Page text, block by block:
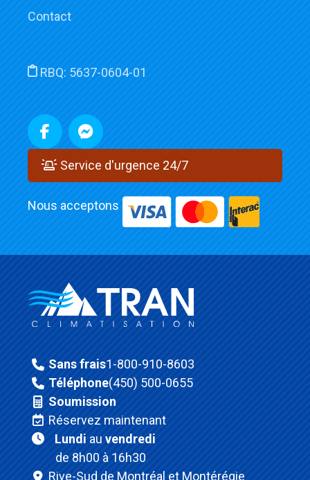
Contact
RBQ: 5637-0604-01
Service d'urgence 24/7
Nous acceptons
Sans frais1-800-910-8603
Téléphone(450) 500-0655
Soumission
Réservez maintenant
Lundi au vendredi
de 8h00 à 16h30
Rive-Sud de Montréal et Montérégie